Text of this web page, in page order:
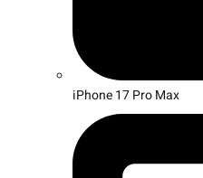
iPhone 17 Pro Max